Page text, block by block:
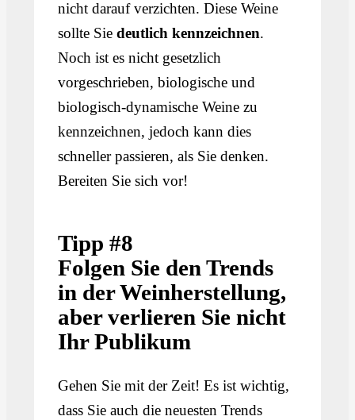
nicht darauf verzichten. Diese Weine
sollte Siedeutlich kennzeichnen.
Noch ist es nicht gesetzlich
vorgeschrieben, biologische und
biologisch-dynamische Weine zu
kennzeichnen, jedoch kann dies
schneller passieren, als Sie denken.
Bereiten Sie sich vor!
Tipp #8
Folgen Sie den Trends
in der Weinherstellung,
aber verlieren Sie nicht
Ihr Publikum
Gehen Sie mit der Zeit! Es ist wichtig,
dass Sie auch die neuesten Trends